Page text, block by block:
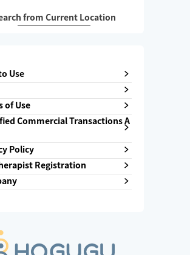
from Current Location
Use
of Use
Commercial Transactions A
Policy
Registration